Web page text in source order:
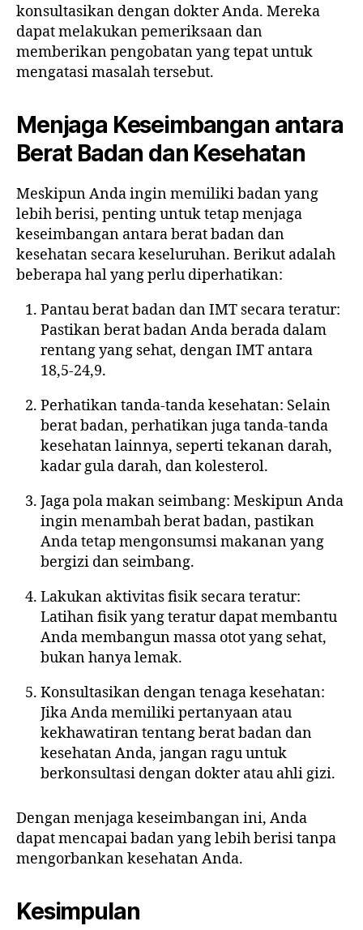
konsultasikan dengan dokter Anda. Mereka
dapat melakukan pemeriksaan dan
memberikan pengobatan yang tepat untuk
mengatasi masalah tersebut.
Menjaga Keseimbangan antara
Berat Badan dan Kesehatan
Meskipun Anda ingin memiliki badan yang
lebih berisi, penting untuk tetap menjaga
keseimbangan antara berat badan dan
kesehatan secara keseluruhan. Berikut adalah
beberapa hal yang perlu diperhatikan:
Pantau berat badan dan IMT secara teratur:
Pastikan berat badan Anda berada dalam
rentang yang sehat, dengan IMT antara
18,5-24,9.
Perhatikan tanda-tanda kesehatan: Selain
berat badan, perhatikan juga tanda-tanda
kesehatan lainnya, seperti tekanan darah,
kadar gula darah, dan kolesterol.
Jaga pola makan seimbang: Meskipun Anda
ingin menambah berat badan, pastikan
Anda tetap mengonsumsi makanan yang
bergizi dan seimbang.
Lakukan aktivitas fisik secara teratur:
Latihan fisik yang teratur dapat membantu
Anda membangun massa otot yang sehat,
bukan hanya lemak.
Konsultasikan dengan tenaga kesehatan:
Jika Anda memiliki pertanyaan atau
kekhawatiran tentang berat badan dan
kesehatan Anda, jangan ragu untuk
berkonsultasi dengan dokter atau ahli gizi.
Dengan menjaga keseimbangan ini, Anda
dapat mencapai badan yang lebih berisi tanpa
mengorbankan kesehatan Anda.
Kesimpulan